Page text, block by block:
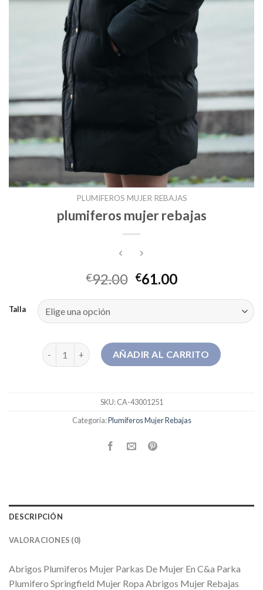
PLUMIFEROS MUJER REBAJAS
plumiferos mujer rebajas
€92.00 €61.00
Talla
plumiferos mujer rebajas cantidad
AÑADIR AL CARRITO
SKU:CA-43001251
Categoría:Plumiferos Mujer Rebajas
DESCRIPCIÓN
VALORACIONES (0)
Abrigos Plumiferos Mujer Parkas De Mujer En C&a Parka
Plumifero Springfield Mujer Ropa Abrigos Mujer Rebajas